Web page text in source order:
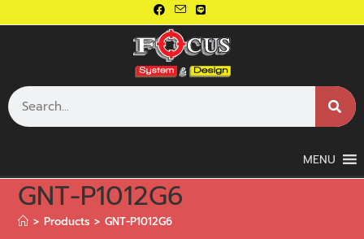
MENU
GNT-P1012G6
> Products > GNT-P1012G6